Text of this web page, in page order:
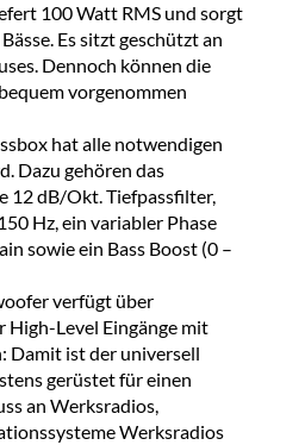
100 Watt RMS und sorgt
Es sitzt geschützt an
Dennoch können die
vorgenommen
hat alle notwendigen
Dazu gehören das
12 dB/Okt. Tiefpassfilter,
Hz, ein variabler Phase
sowie ein Bass Boost (0 –
verfügt über
High-Level Eingänge mit
Damit ist der universell
gerüstet für einen
an Werksradios,
Werksradios